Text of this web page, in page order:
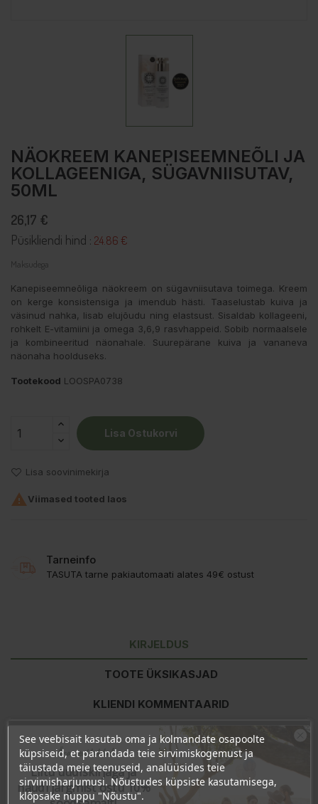
NÄOKREEM KANEPISEEMNEÕLI JA
KOLLAGEENIGA, SÜGAVNIISUTAV,
50ML
26,17 €
Püsikliendi hind : 24.86 €
Maksudega
Kanepiseemneõliga näokreem on sügavniisutava toimega. Kreem
on kerge konsistensiga ja imendub hästi. Taaselustab kuiva ja
väsinud nahka, lisab elujõudu ning elastsust. Sisaldab kollageeni,
rohkelt E-vitamiini ja omega 3,6,9 rasvhappeid. Sobib normaalsele
ja kombineeritud näonahale. Suurepärane kuiva ja vananeva
näonaha hoolduseks.
Tootekood LOOSPA0738
Lisa Ostukorvi
Lisa soovinimekirja
 Viimased tooted laos
Tarneinfo
TASUTA tarne pakiautomaati alates 49€ ostust
KIRJELDUS
TOOTE ÜKSIKASJAD
KLIENDI KOMMENTAARID
Koostisosad:Aqua, Cannabis Sativa (Hemp) Seed Oil, Aloe
Barbadensis Leaf Juice, Camellia Oleifera (Camellia) Seed Oil,
Oenothera Biennis (Evening Primerose) Oil, Polyglyceryl-3
Methylglycose Distearate, Glycerin, Butyrospermum Parkii Butter,
See veebisait kasutab oma ja kolmandate osapoolte
küpsiseid, et parandada teie sirvimiskogemust ja
täiustada meie teenuseid, analüüsides teie
sirvimisharjumusi. Nõustudes küpsiste kasutamisega,
klõpsake nuppu "Nõustu".
Ära veel lahku!
Liitu uudiskirjaga ja
naudi järgmist ostu 10%